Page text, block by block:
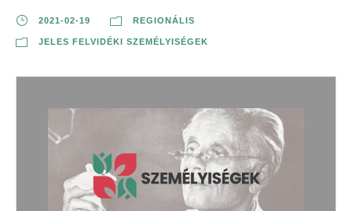
2021-02-19 REGIONÁLIS
JELES FELVIDÉKI SZEMÉLYISÉGEK